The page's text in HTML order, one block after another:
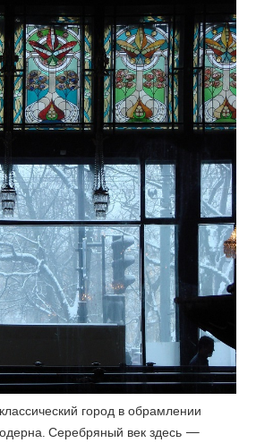
город в обрамлении
Серебряный век здесь —